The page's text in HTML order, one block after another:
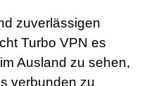
zuverlässigen
Turbo VPN es
Ausland zu sehen,
verbunden zu